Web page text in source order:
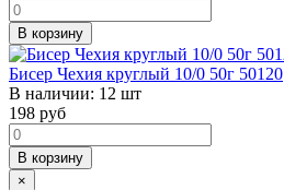
В корзину
Бисер Чехия круглый 10/0 50г 50120
В наличии: 12 шт
198 руб
В корзину
×